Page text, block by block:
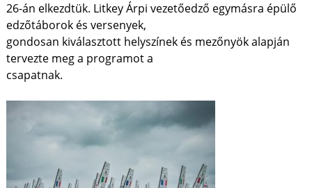
26-án elkezdtük. Litkey Árpi vezetőedző egymásra épülő
edzőtáborok és versenyek,
gondosan kiválasztott helyszínek és mezőnyök alapján
tervezte meg a programot a
csapatnak.